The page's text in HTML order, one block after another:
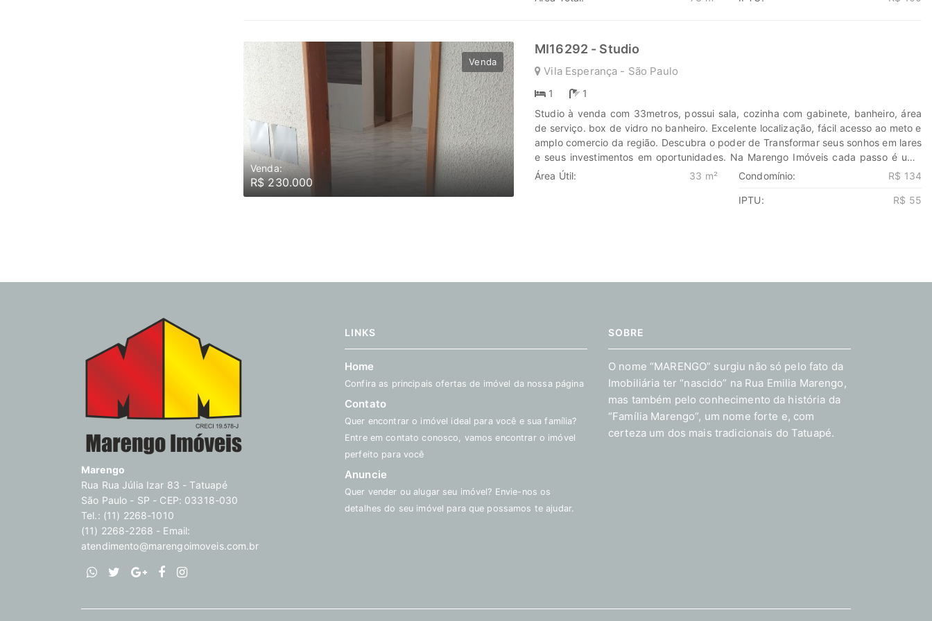
Venda
Venda:
R$ 230.000
MI16292 - Studio
Vila Esperança - São Paulo
1
1
Studio à venda com 33metros, possui sala, cozinha com gabinete, banheiro, área
de serviço. box de vidro no banheiro. Excelente localização, fácil acesso ao meto e
amplo comercio da região. Descubra o poder de Transformar seus sonhos em lares
e seus investimentos em oportunidades. Na Marengo Imóveis cada passo é uma
nova jornada, confie em nós para encontrar o lugar onde sua história irá brilhar.
Área Útil: 33 m² Condomínio: R$ 134
IPTU: R$ 55
Marengo
Rua Rua Júlia Izar 83 - Tatuapé
São Paulo - SP - CEP: 03318-030
Tel.: (11) 2268-1010
(11) 2268-2268 - Email:
atendimento@marengoimoveis.com.br
LINKS
Home
Confira as principais ofertas de imóvel da nossa página
Contato
Quer encontrar o imóvel ideal para você e sua família?
Entre em contato conosco, vamos encontrar o imóvel
perfeito para você
Anuncie
Quer vender ou alugar seu imóvel? Envie-nos os
detalhes do seu imóvel para que possamos te ajudar.
SOBRE
O nome “MARENGO” surgiu não só pelo fato da
Imobiliária ter “nascido” na Rua Emilia Marengo,
mas também pelo conhecimento da história da
“Família Marengo”, um nome forte e, com
certeza um dos mais tradicionais do Tatuapé.